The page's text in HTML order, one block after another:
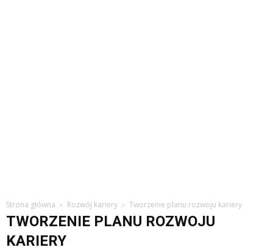
Strona główna Rozwój kariery Tworzenie planu rozwoju kariery
TWORZENIE PLANU ROZWOJU
KARIERY